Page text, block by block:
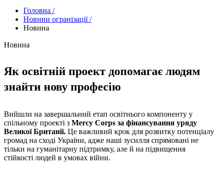
Головна /
Новини огранізації /
Новина
Новина
Як освітній проект допомагає людям
знайти нову професію
Вийшли на завершальний етап освітнього компоненту у
спільному проекті з Mercy Corps за фінансування уряду
Великої Британії. Це важливий крок для розвитку потенціалу
громад на сході України, адже наші зусилля спрямовані не
тільки на гуманітарну підтримку, але й на підвищення
стійкості людей в умовах війни.